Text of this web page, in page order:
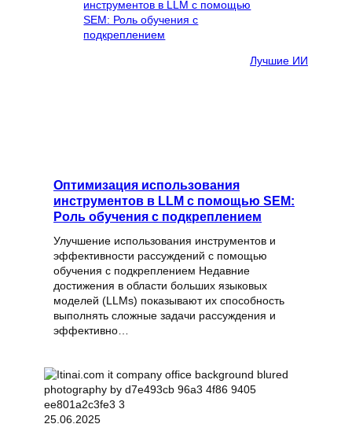
Лучшие ИИ
Оптимизация использования
инструментов в LLM с помощью SEM:
Роль обучения с подкреплением
Улучшение использования инструментов и
эффективности рассуждений с помощью
обучения с подкреплением Недавние
достижения в области больших языковых
моделей (LLMs) показывают их способность
выполнять сложные задачи рассуждения и
эффективно…
25.06.2025